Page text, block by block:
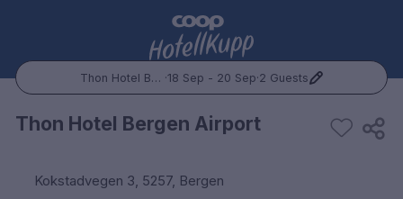
Thon Hotel Bergen Airport ·18 Sep - 20 Sep·2 Guests
Popular Destinations:
Thon Hotel Bergen Airport
Kokstadvegen 3, 5257, Bergen